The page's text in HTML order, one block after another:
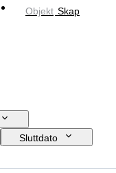
Objekt Skap
Sluttdato